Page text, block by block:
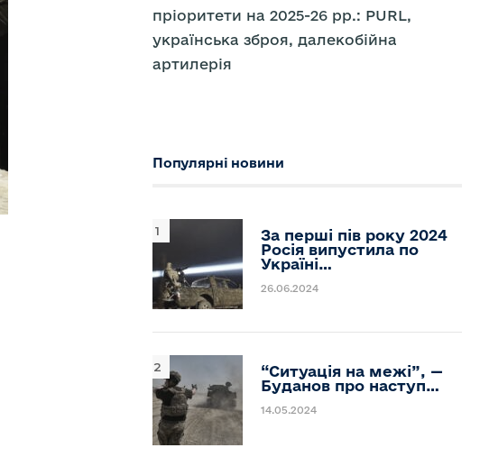
пріоритети на 2025-26 рр.: PURL,
українська зброя, далекобійна
артилерія
Популярні новини
За перші пів року 2024
Росія випустила по
Україні…
26.06.2024
“Ситуація на межі”, —
Буданов про наступ…
14.05.2024